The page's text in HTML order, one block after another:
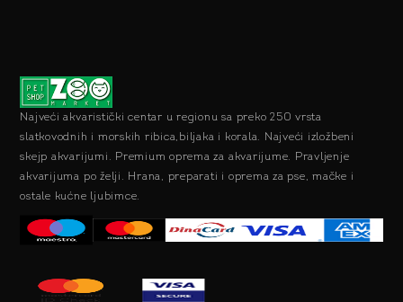
Najveći akvaristički centar u regionu sa preko 250 vrsta
slatkovodnih i morskih ribica,biljaka i korala. Najveći izložbeni
skejp akvarijumi. Premium oprema za akvarijume. Pravljenje
akvarijuma po želji. Hrana, preparati i oprema za pse, mačke i
ostale kućne ljubimce.